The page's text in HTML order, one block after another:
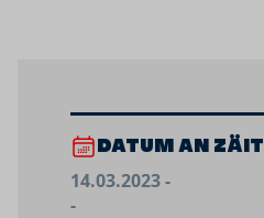
DATUM AN ZÄIT
14.03.2023 -
-